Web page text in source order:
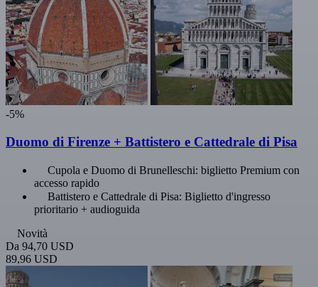
-5%
Duomo di Firenze + Battistero e Cattedrale di Pisa
Cupola e Duomo di Brunelleschi: biglietto Premium con
accesso rapido
Battistero e Cattedrale di Pisa: Biglietto d'ingresso
prioritario + audioguida
Novità
Da 94,70 USD
89,96 USD